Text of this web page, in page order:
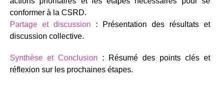
conformer à la CSRD.
Partage et discussion : Présentation des résultats et
discussion collective.
Synthèse et Conclusion : Résumé des points clés et
réflexion sur les prochaines étapes.